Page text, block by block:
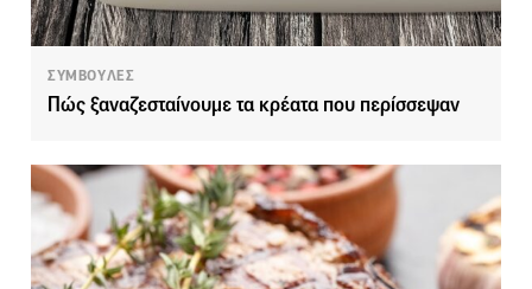
ΣΥΜΒΟΥΛΕΣ
Πώς ξαναζεσταίνουμε τα κρέατα που περίσσεψαν